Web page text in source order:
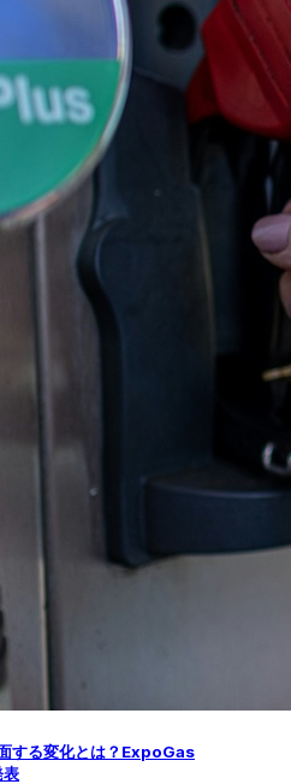
する変化とは？ExpoGas